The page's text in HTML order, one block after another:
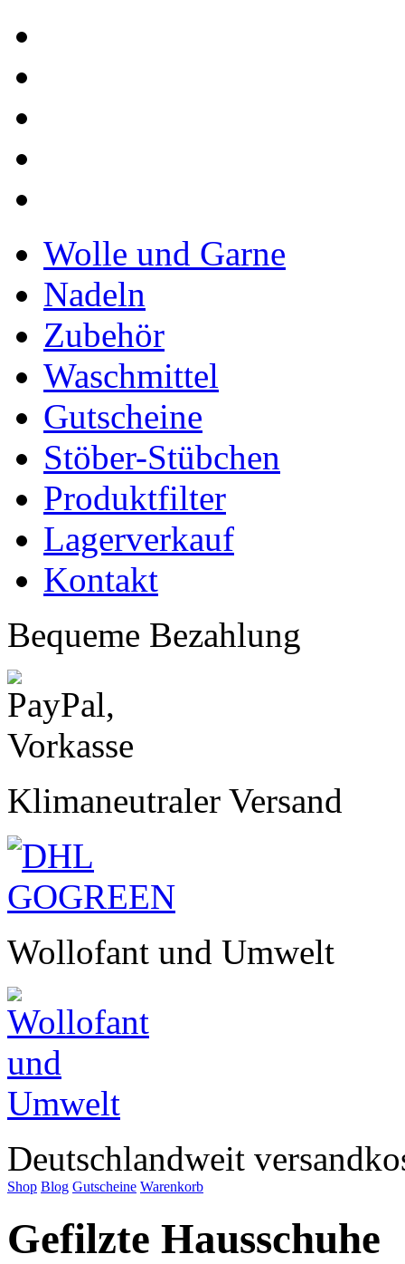
Wolle und Garne
Nadeln
Zubehör
Waschmittel
Gutscheine
Stöber-Stübchen
Produktfilter
Lagerverkauf
Kontakt
Bequeme Bezahlung
Klimaneutraler Versand
Wollofant und Umwelt
Deutschlandweit
Shop Blog Gutscheine Warenkorb
Gefilzte Hausschuhe